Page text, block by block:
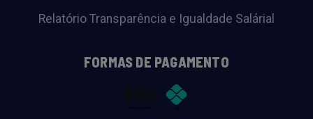
Relatório Transparência e Igualdade Salárial
FORMAS DE PAGAMENTO